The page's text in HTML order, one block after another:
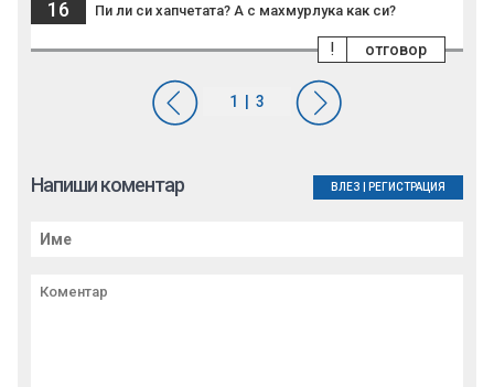
16 Пи ли си хапчетата? А с махмурлука как си?
отговор
!
Напиши коментар ВЛЕЗ РЕГИСТРАЦИЯ